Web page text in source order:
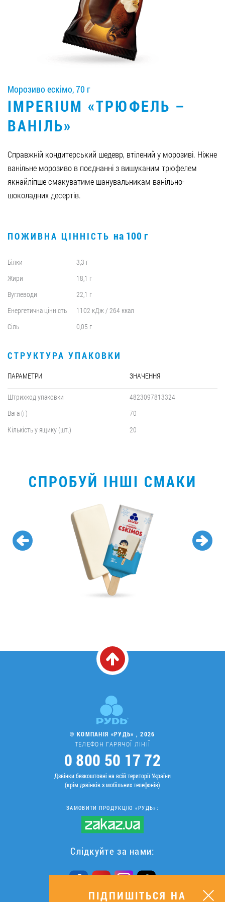
Вакансії
ЗАМОВИТИ ПРОДУКЦІЮ «РУДЬ»:
СТАТИ ПАРТНЕРОМ
Морозиво ескімо, 70 г
IMPERIUM «ТРЮФЕЛЬ –
ВАНІЛЬ»
Справжній кондитерський шедевр, втілений у морозиві. Ніжне
ванільне морозиво в поєднанні з вишуканим трюфелем
якнайліпше смакуватиме шанувальникам ванільно-
шоколадних десертів.
ПОЖИВНА ЦІННІСТЬ на 100 г
Білки
3,3 г
Жири
18,1 г
Вуглеводи
22,1 г
Енергетична цінність
1102 кДж / 264 ккал
Сіль
0,05 г
СТРУКТУРА УПАКОВКИ
ПАРАМЕТРИ ЗНАЧЕННЯ
Штрихкод упаковки
4823097813324
Вага (г)
70
Кількість у ящику (шт.)
20
СПРОБУЙ ІНШІ СМАКИ
© КОМПАНІЯ «РУДЬ» , 2026
ТЕЛЕФОН ГАРЯЧОЇ ЛІНІЇ
0 800 50 17 72
Дзвінки безкоштовні на всій території України
(крім дзвінків з мобільних телефонів)
ЗАМОВИТИ ПРОДУКЦІЮ «РУДЬ»:
Слідкуйте за нами:
ПІДПИШІТЬСЯ НА